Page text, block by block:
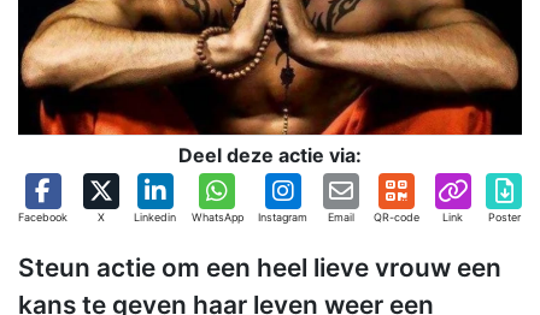
Deel deze actie via:
Facebook X Linkedin WhatsApp Instagram Email QR-code Link Poster
Steun actie om een heel lieve vrouw een
kans te geven haar leven weer een